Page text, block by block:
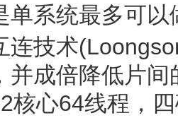
单系统最多可
连技术
并成倍降低片
核心64线程，